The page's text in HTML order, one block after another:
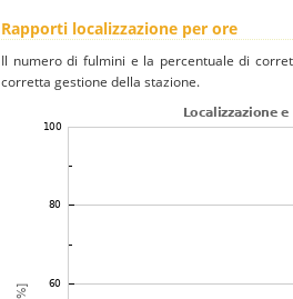
Rapporti localizzazione per ore
Il numero di fulmini e la percentuale di
corretta gestione della stazione.